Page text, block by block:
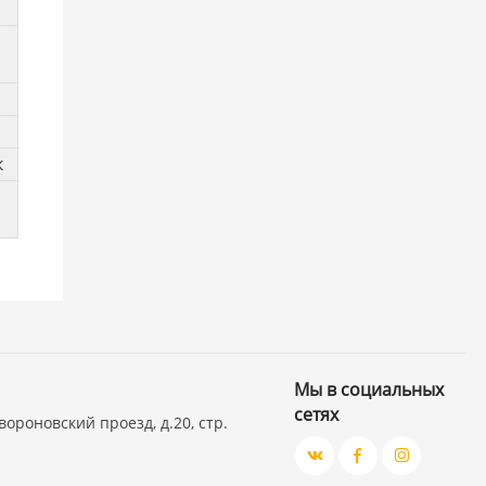
проезд, д.20, стр.
Мы в социальных
сетях